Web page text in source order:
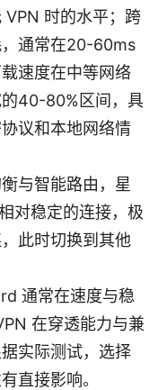
VPN 时的水平；跨
通常在20-60ms
速度在中等网络
40-80%区间，具
议和本地网络情
与智能路由，星
对稳定的连接，极
此时切换到其他
通常在速度与稳
在穿透能力与兼
实际测试，选择
直接影响。